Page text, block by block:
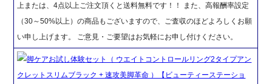
上または、4点以上ご注文頂くと送料無料です！！ また、高報酬率設定
（30～50%以上）の商品もございますので、ご査収のほどよろしくお願
い申し上げます。 ご意見・ご要望はお気軽にお申し付けください。
脚ケアお試し体験セット（ ウエイトコントロールリング2タイプアン
クレットスリムブラック + 速攻美脚革命 ）【ビューティーステーショ